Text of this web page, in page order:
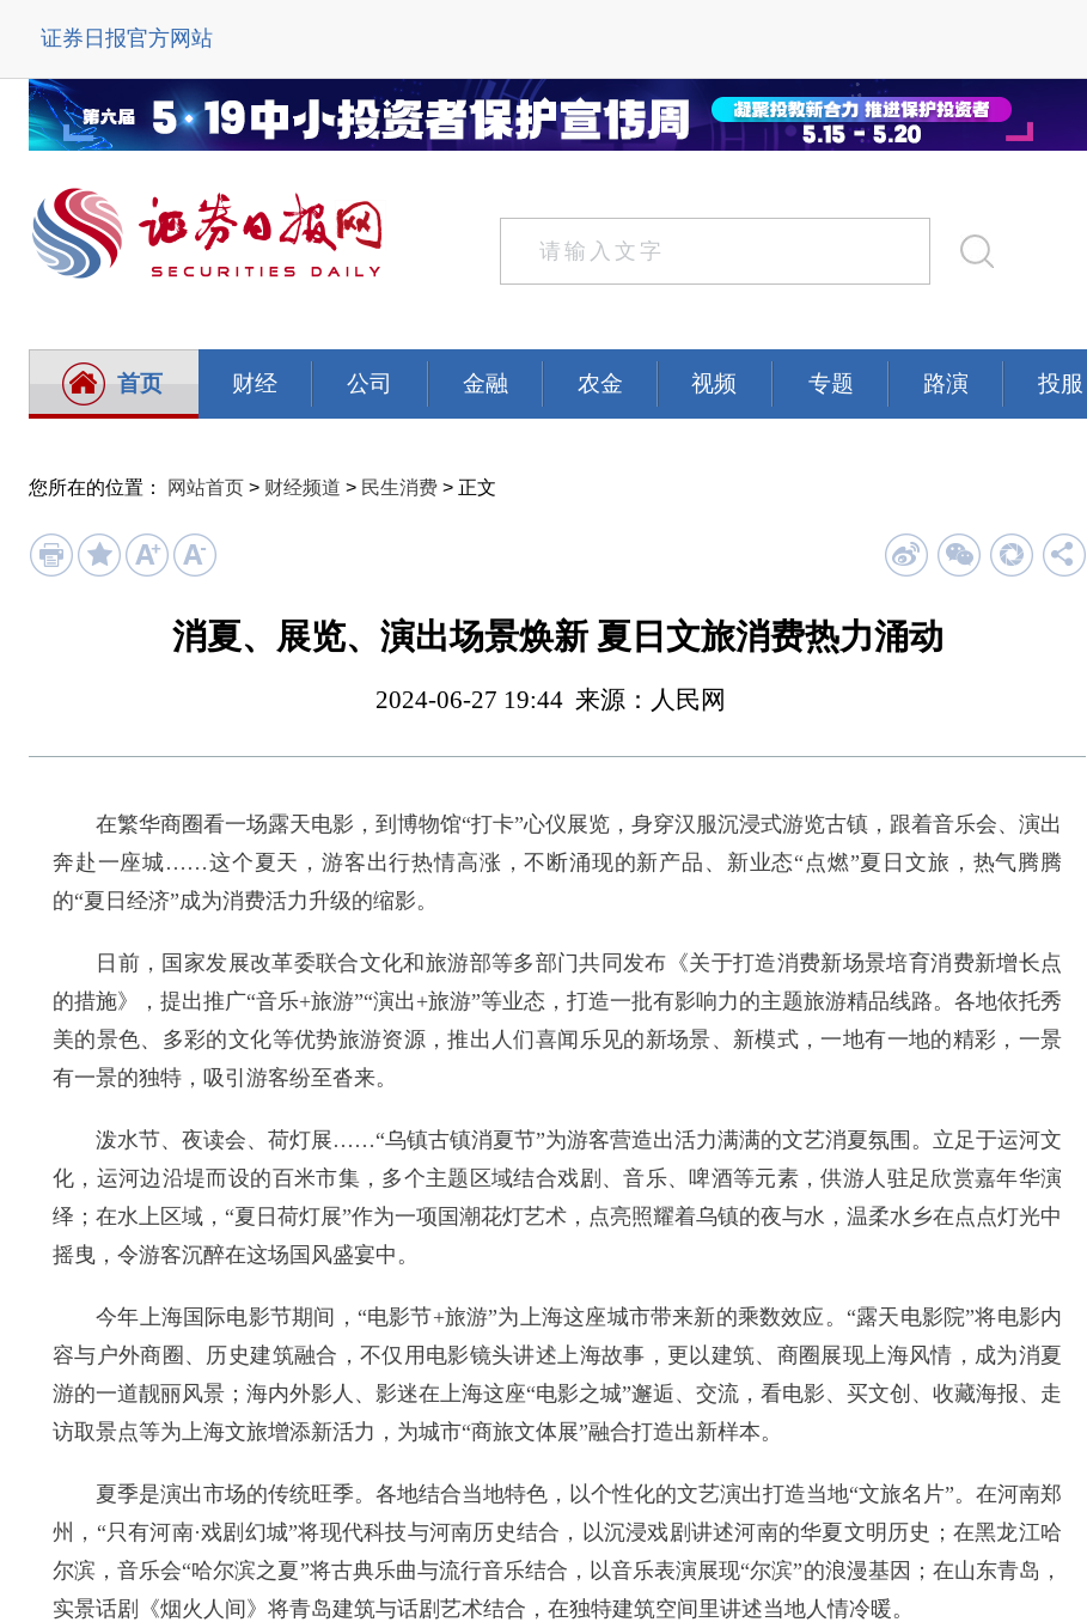
证券日报官方网站
首页 财经 公司 金融 农金 视频 专题 路演 投服
您所在的位置： 网站首页 > 财经频道 > 民生消费 > 正文
消夏、展览、演出场景焕新 夏日文旅消费热力涌动
2024-06-27 19:44 来源：人民网
在繁华商圈看一场露天电影，到博物馆“打卡”心仪展览，身穿汉服沉浸式游览古镇，跟着音乐会、演出
奔赴一座城……这个夏天，游客出行热情高涨，不断涌现的新产品、新业态“点燃”夏日文旅，热气腾腾
的“夏日经济”成为消费活力升级的缩影。
日前，国家发展改革委联合文化和旅游部等多部门共同发布《关于打造消费新场景培育消费新增长点
的措施》，提出推广“音乐+旅游”“演出+旅游”等业态，打造一批有影响力的主题旅游精品线路。各地依托秀
美的景色、多彩的文化等优势旅游资源，推出人们喜闻乐见的新场景、新模式，一地有一地的精彩，一景
有一景的独特，吸引游客纷至沓来。
泼水节、夜读会、荷灯展……“乌镇古镇消夏节”为游客营造出活力满满的文艺消夏氛围。立足于运河文
化，运河边沿堤而设的百米市集，多个主题区域结合戏剧、音乐、啤酒等元素，供游人驻足欣赏嘉年华演
绎；在水上区域，“夏日荷灯展”作为一项国潮花灯艺术，点亮照耀着乌镇的夜与水，温柔水乡在点点灯光中
摇曳，令游客沉醉在这场国风盛宴中。
今年上海国际电影节期间，“电影节+旅游”为上海这座城市带来新的乘数效应。“露天电影院”将电影内
容与户外商圈、历史建筑融合，不仅用电影镜头讲述上海故事，更以建筑、商圈展现上海风情，成为消夏
游的一道靓丽风景；海内外影人、影迷在上海这座“电影之城”邂逅、交流，看电影、买文创、收藏海报、走
访取景点等为上海文旅增添新活力，为城市“商旅文体展”融合打造出新样本。
夏季是演出市场的传统旺季。各地结合当地特色，以个性化的文艺演出打造当地“文旅名片”。在河南郑
州，“只有河南·戏剧幻城”将现代科技与河南历史结合，以沉浸戏剧讲述河南的华夏文明历史；在黑龙江哈
尔滨，音乐会“哈尔滨之夏”将古典乐曲与流行音乐结合，以音乐表演展现“尔滨”的浪漫基因；在山东青岛，
实景话剧《烟火人间》将青岛建筑与话剧艺术结合，在独特建筑空间里讲述当地人情冷暖。